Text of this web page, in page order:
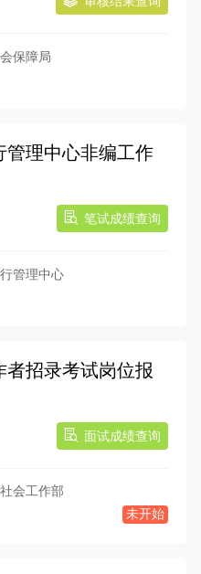
保障局
管理中心非编工作
笔试成绩查询
管理中心
者招录考试岗位报
面试成绩查询
会工作部
未开始